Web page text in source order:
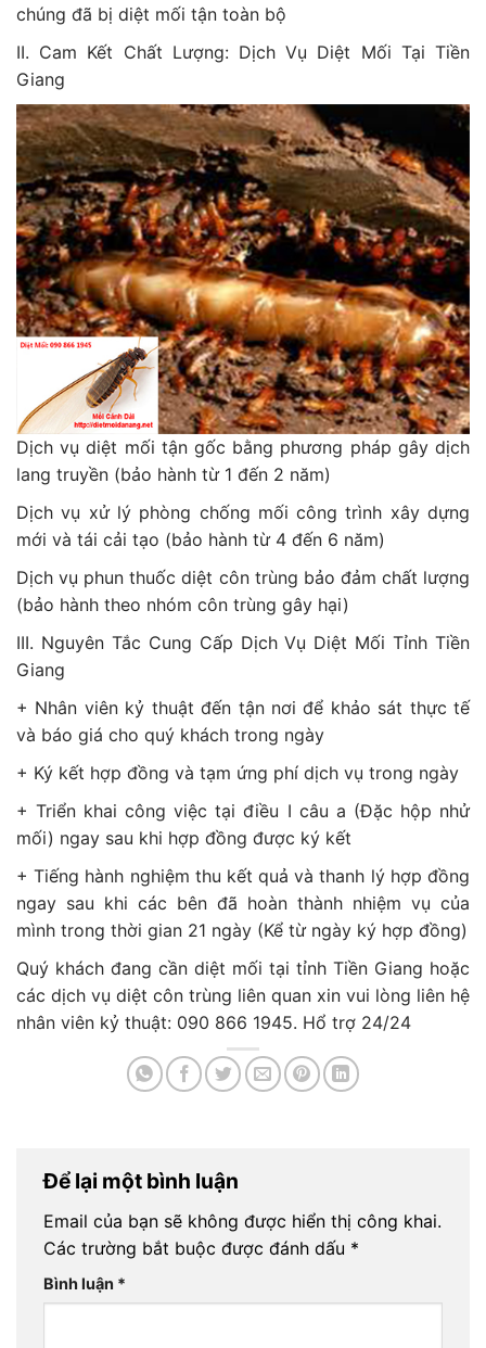
chúng đã bị diệt mối tận toàn bộ
II. Cam Kết Chất Lượng: Dịch Vụ Diệt Mối Tại Tiền
Giang
Dịch vụ diệt mối tận gốc bằng phương pháp gây dịch
lang truyền (bảo hành từ 1 đến 2 năm)
Dịch vụ xử lý phòng chống mối công trình xây dựng
mới và tái cải tạo (bảo hành từ 4 đến 6 năm)
Dịch vụ phun thuốc diệt côn trùng bảo đảm chất lượng
(bảo hành theo nhóm côn trùng gây hại)
III. Nguyên Tắc Cung Cấp Dịch Vụ Diệt Mối Tỉnh Tiền
Giang
+ Nhân viên kỷ thuật đến tận nơi để khảo sát thực tế
và báo giá cho quý khách trong ngày
+ Ký kết hợp đồng và tạm ứng phí dịch vụ trong ngày
+ Triển khai công việc tại điều I câu a (Đặc hộp nhử
mối) ngay sau khi hợp đồng được ký kết
+ Tiếng hành nghiệm thu kết quả và thanh lý hợp đồng
ngay sau khi các bên đã hoàn thành nhiệm vụ của
mình trong thời gian 21 ngày (Kể từ ngày ký hợp đồng)
Quý khách đang cần diệt mối tại tỉnh Tiền Giang hoặc
các dịch vụ diệt côn trùng liên quan xin vui lòng liên hệ
nhân viên kỷ thuật: 090 866 1945. Hổ trợ 24/24
Để lại một bình luận
Email của bạn sẽ không được hiển thị công khai.
Các trường bắt buộc được đánh dấu *
Bình luận *